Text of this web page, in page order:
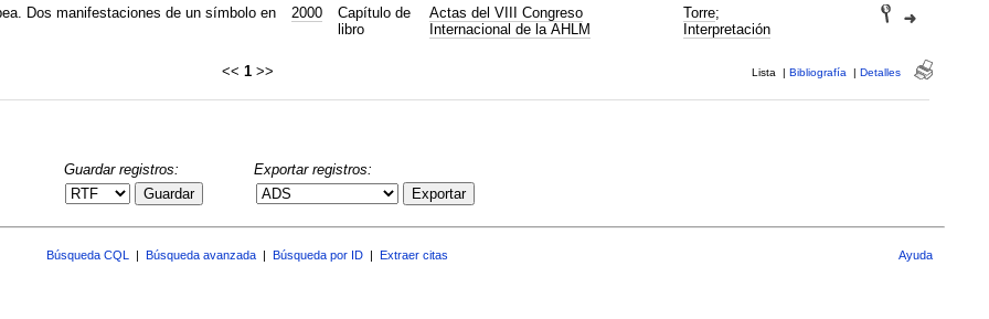
Dos manifestaciones de un símbolo en
2000
Capítulo de
libro
Actas del VIII Congreso
Internacional de la AHLM
Torre;
Interpretación
<< 1 >> Lista | Bibliografía | Detalles
Guardar registros:
Guardar
Exportar registros:
Exportar
Búsqueda CQL Búsqueda avanzada Búsqueda por ID Extraer citas Ayuda